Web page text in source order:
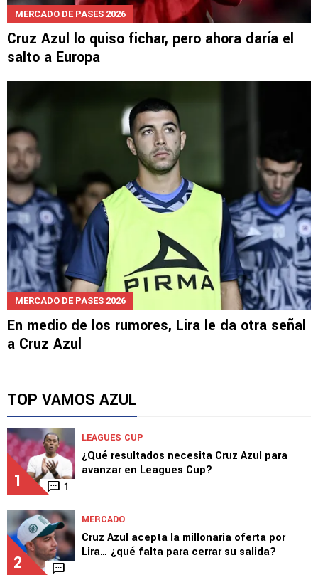
MERCADO DE PASES 2026
Cruz Azul lo quiso fichar, pero ahora daría el
salto a Europa
MERCADO DE PASES 2026
En medio de los rumores, Lira le da otra señal
a Cruz Azul
TOP VAMOS AZUL
1 1
LEAGUES CUP
¿Qué resultados necesita Cruz Azul para
avanzar en Leagues Cup?
2
MERCADO
Cruz Azul acepta la millonaria oferta por
Lira… ¿qué falta para cerrar su salida?